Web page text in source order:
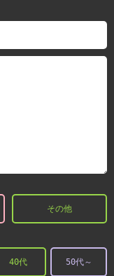
その他
40代 50代～